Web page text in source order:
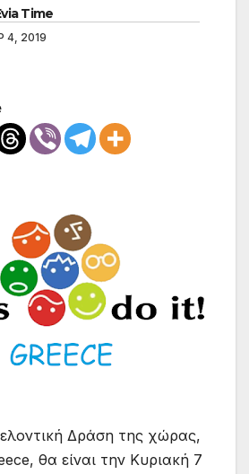
Time
4, 2019
Δράση της χώρας,
θα είναι την Κυριακή 7